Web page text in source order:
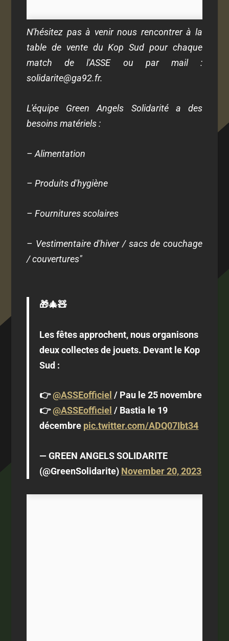
N'hésitez pas à venir nous rencontrer à la
table de vente du Kop Sud pour chaque
match de l'ASSE ou par mail :
solidarite@ga92.fr.
L'équipe Green Angels Solidarité a des
besoins matériels :
– Alimentation
– Produits d'hygiène
– Fournitures scolaires
– Vestimentaire d'hiver / sacs de couchage
/ couvertures"
🎁🎄🧸
Les fêtes approchent, nous organisons
deux collectes de jouets. Devant le Kop
Sud :
👉@ASSEofficiel / Pau le 25 novembre
👉@ASSEofficiel / Bastia le 19
décembre pic.twitter.com/ADQ07Ibt34
— GREEN ANGELS SOLIDARITE
(@GreenSolidarite) November 20, 2023